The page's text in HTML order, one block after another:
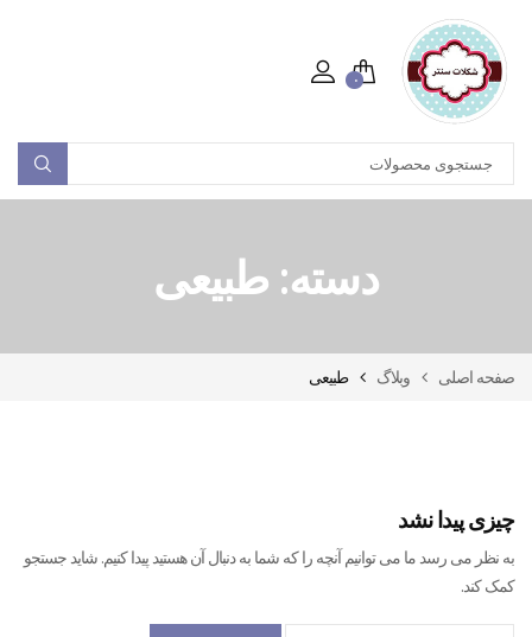
۰
دسته: طبیعی
صفحه اصلی وبلاگ طبیعی
چیزی پیدا نشد
به نظر می رسد ما می توانیم آنچه را که شما به دنبال آن هستید پیدا کنیم. شاید جستجو
کمک کند.